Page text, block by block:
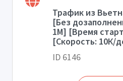
Трафик из
[Без
1М] [Время
[Скорость: 10К/
ID 6146